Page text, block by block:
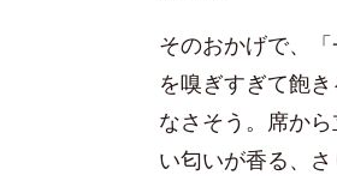
そのおかげで、
を嗅ぎすぎて飽
なさそう。席か
い匂いが香る、